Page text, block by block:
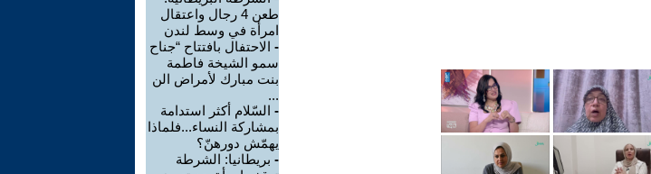
طعن 4 رجال واعتقال
امرأة في وسط لندن
- الاحتفال بافتتاح “جناح
سمو الشيخة فاطمة
بنت مبارك لأمراض الن
...
- السّلام أكثر استدامة
بمشاركة النساء...فلماذا
يهمّش دورهنّ؟
- بريطانيا: الشرطة